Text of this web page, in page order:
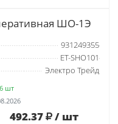
ШО-1Э
931249355
ET-SHO101
Электро Трейд
шт
492.37 / шт